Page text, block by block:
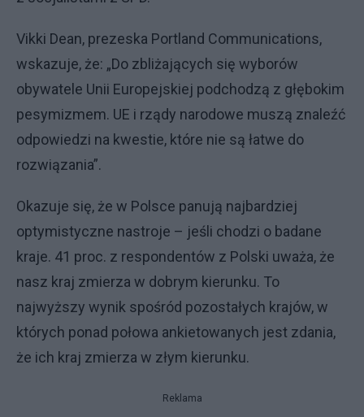
Vikki Dean, prezeska Portland Communications,
wskazuje, że: „Do zbliżających się wyborów
obywatele Unii Europejskiej podchodzą z głębokim
pesymizmem. UE i rządy narodowe muszą znaleźć
odpowiedzi na kwestie, które nie są łatwe do
rozwiązania”.
Okazuje się, że w Polsce panują najbardziej
optymistyczne nastroje – jeśli chodzi o badane
kraje. 41 proc. z respondentów z Polski uważa, że
nasz kraj zmierza w dobrym kierunku. To
najwyższy wynik spośród pozostałych krajów, w
których ponad połowa ankietowanych jest zdania,
że ich kraj zmierza w złym kierunku.
Reklama